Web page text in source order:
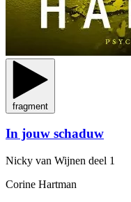
fragment
In jouw schaduw
Nicky van Wijnen deel 1
Corine Hartman